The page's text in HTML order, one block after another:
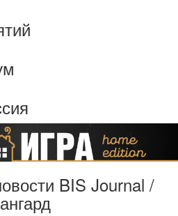
BIS Journal /